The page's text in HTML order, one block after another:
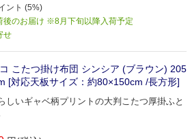
ント (5%)
後のお届け ※8月下旬以降入荷予定
せ
こたつ掛け布団 シンシア (ブラウン) 205
[対応天板サイズ：約80×150cm /長方形]
しいギャベ柄プリントの大判こたつ厚掛ふと